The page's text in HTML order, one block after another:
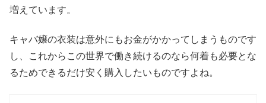
増えています。
キャバ嬢の衣装は意外にもお金がかかってしまうものです
し、これからこの世界で働き続けるのなら何着も必要とな
るためできるだけ安く購入したいものですよね。